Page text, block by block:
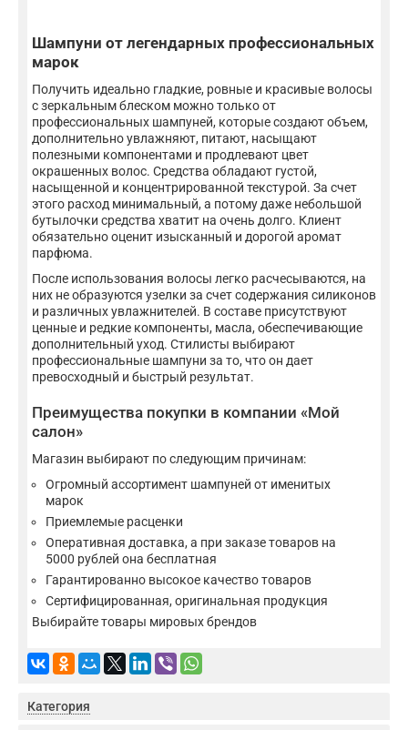
Шампуни от легендарных профессиональных
марок
Получить идеально гладкие, ровные и красивые волосы
с зеркальным блеском можно только от
профессиональных шампуней, которые создают объем,
дополнительно увлажняют, питают, насыщают
полезными компонентами и продлевают цвет
окрашенных волос. Средства обладают густой,
насыщенной и концентрированной текстурой. За счет
этого расход минимальный, а потому даже небольшой
бутылочки средства хватит на очень долго. Клиент
обязательно оценит изысканный и дорогой аромат
парфюма.
После использования волосы легко расчесываются, на
них не образуются узелки за счет содержания силиконов
и различных увлажнителей. В составе присутствуют
ценные и редкие компоненты, масла, обеспечивающие
дополнительный уход. Стилисты выбирают
профессиональные шампуни за то, что он дает
превосходный и быстрый результат.
Преимущества покупки в компании «Мой
салон»
Магазин выбирают по следующим причинам:
Огромный ассортимент шампуней от именитых
марок
Приемлемые расценки
Оперативная доставка, а при заказе товаров на
5000 рублей она бесплатная
Гарантированно высокое качество товаров
Сертифицированная, оригинальная продукция
Выбирайте товары мировых брендов
Категория